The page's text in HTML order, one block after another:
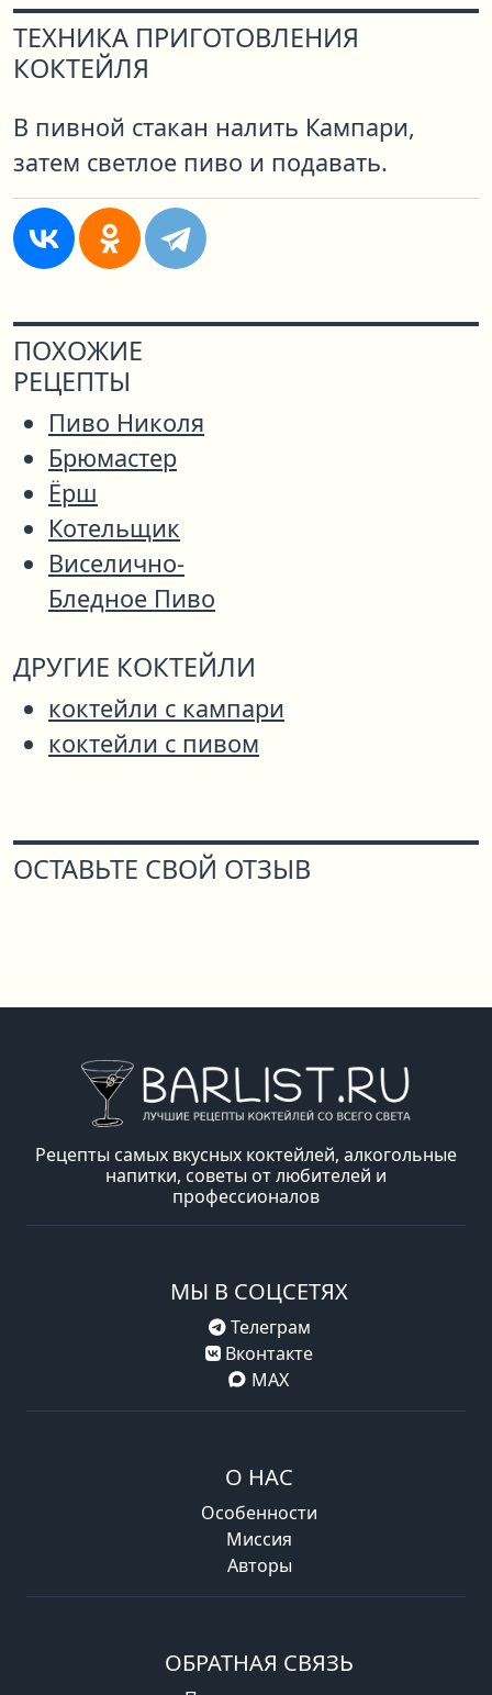
ТЕХНИКА ПРИГОТОВЛЕНИЯ
КОКТЕЙЛЯ
В пивной стакан налить Кампари,
затем светлое пиво и подавать.
ПОХОЖИЕ
РЕЦЕПТЫ
Пиво Николя
Брюмастер
Ёрш
Котельщик
Виселично-
Бледное Пиво
ДРУГИЕ КОКТЕЙЛИ
коктейли с кампари
коктейли с пивом
ОСТАВЬТЕ СВОЙ ОТЗЫВ
Рецепты самых вкусных коктейлей, алкогольные
напитки, советы от любителей и
профессионалов
МЫ В СОЦСЕТЯХ
Телеграм
Вконтакте
MAX
О НАС
Особенности
Миссия
Авторы
ОБРАТНАЯ СВЯЗЬ